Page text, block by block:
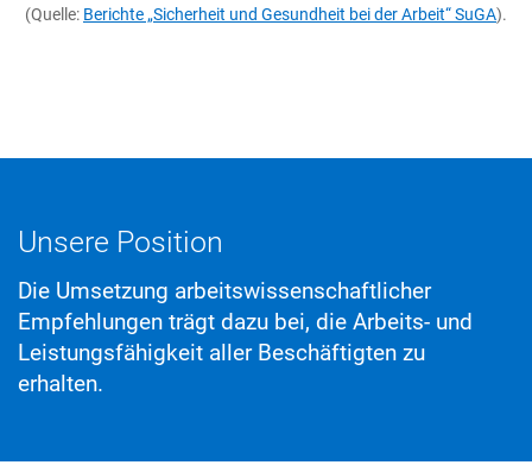
(Quelle: Berichte „Sicherheit und Gesundheit bei der Arbeit“ SuGA).
Unsere Position
Die Umsetzung arbeitswissenschaftlicher
Empfehlungen trägt dazu bei, die Arbeits- und
Leistungsfähigkeit aller Beschäftigten zu
erhalten.